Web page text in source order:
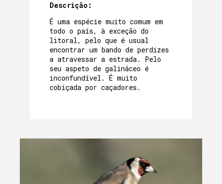
Descrição:
É uma espécie muito comum em
todo o país, à exceção do
litoral, pelo que é usual
encontrar um bando de perdizes
a atravessar a estrada. Pelo
seu aspeto de galináceo é
inconfundível. É muito
cobiçada por caçadores.